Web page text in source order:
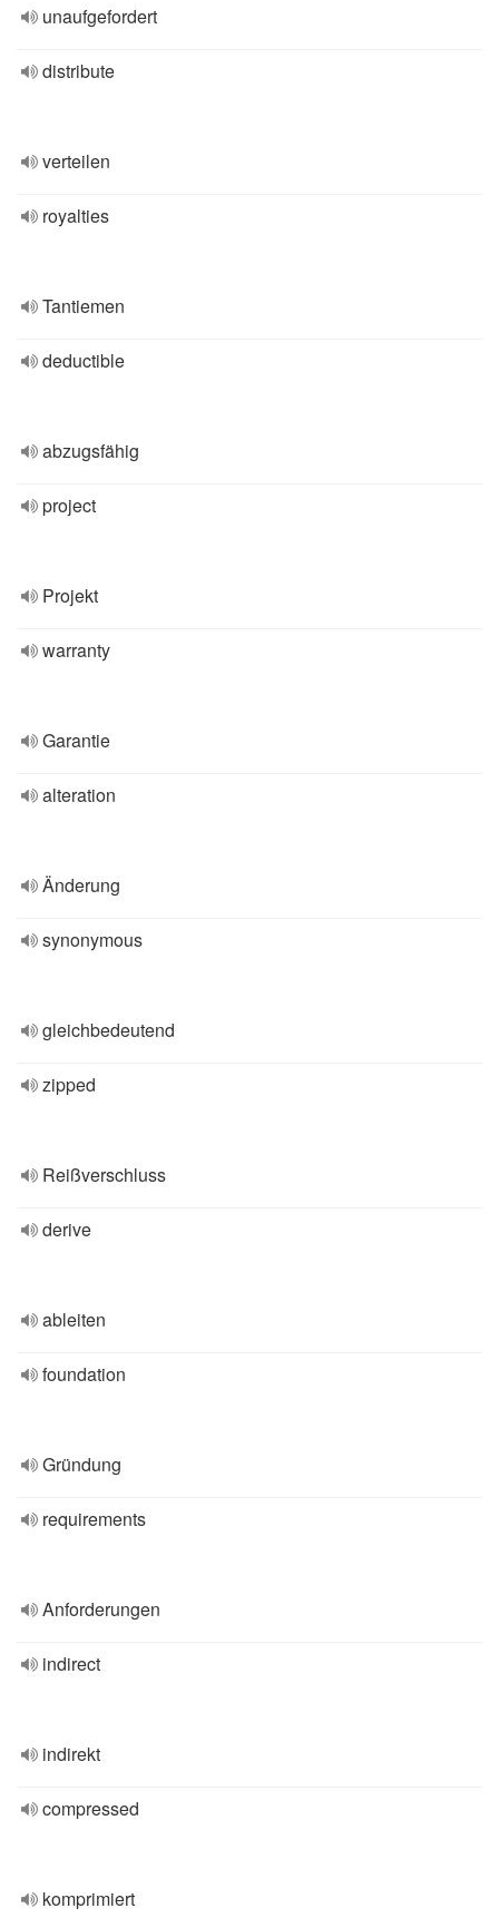
unaufgefordert
distribute
verteilen
royalties
Tantiemen
deductible
abzugsfähig
project
Projekt
warranty
Garantie
alteration
Änderung
synonymous
gleichbedeutend
zipped
Reißverschluss
derive
ableiten
foundation
Gründung
requirements
Anforderungen
indirect
indirekt
compressed
komprimiert